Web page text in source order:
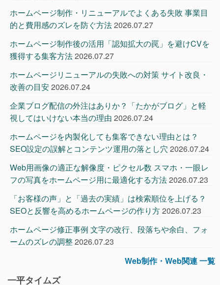
ホームページ制作・リニューアルでよくある失敗 事業目
的と費用感のズレを防ぐ方法2026.07.27
ホームページ制作後の活用「認知拡大の罠」を避けCVを
獲得する集客方法2026.07.27
ホームページリニューアルの失敗への対策 サイト改良・
改善の目安2026.07.24
企業ブログ配信の外注はありか？「たかがブログ」と軽
視してはいけない本当の理由 2026.07.24
ホームページを内製化しても集客できない理由とは？
SEO設定の誤解とコンテンツ運用の落とし穴 2026.07.24
Web用画像の適正な解像度・ピクセル数 スマホ・一眼レ
フの写真をホームページ用に最適化する方法2026.07.23
「お客様の声」と「過去の実績」は検索順位を上げる？
SEOと反響を高めるホームページの作り方2026.07.23
ホームページ修正事例 文字の改行、段落ちや余白、フォ
ームのズレの調整2026.07.23
Web制作・Web関連 一覧
一平タイムズ